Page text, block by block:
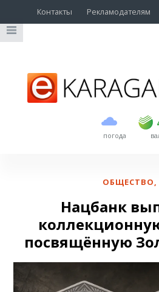
Контакты Рекламодателям
погода
USD 468.5
EUR
ОБЩЕСТВО,
Нацбанк
посвящённую